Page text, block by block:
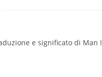
e significato di Man